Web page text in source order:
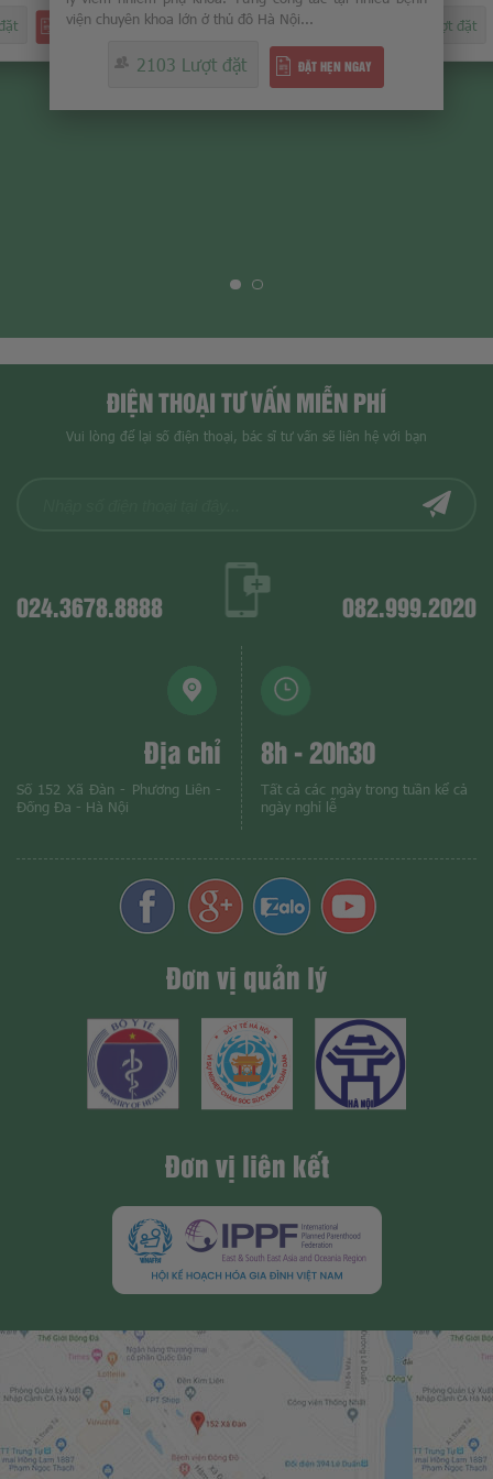
Lượt đặt
giám đốc Trung tâm chăm sóc SKSS tỉnh Thái Bình...
2008 Lượt đặt ĐẶT HẸN NGAY
ĐIỆN THOẠI TƯ VẤN MIỄN PHÍ
Vui lòng để lại số điện thoại, bác sĩ tư vấn sẽ liên hệ với bạn
024.3678.8888 082.999.2020
Địa chỉ
Số 152 Xã Đàn - Phương Liên -
Đống Đa - Hà Nội
8h - 20h30
Tất cả các ngày trong tuần kể cả
ngày nghỉ lễ
Đơn vị quản lý
Đơn vị liên kết